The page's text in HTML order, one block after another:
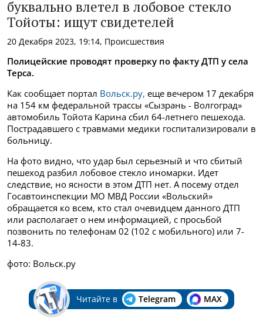
буквально влетел в лобовое стекло
Тойоты: ищут свидетелей
20 Декабря 2023, 19:14, Происшествия
Полицейские проводят проверку по факту ДТП у села
Терса.
Как сообщает портал Вольск.ру, еще вечером 17 декабря
на 154 км федеральной трассы «Сызрань - Волгоград»
автомобиль Тойота Карина сбил 64-летнего пешехода.
Пострадавшего с травмами медики госпитализировали в
больницу.
На фото видно, что удар был серьезный и что сбитый
пешеход разбил лобовое стекло иномарки. Идет
следствие, но ясности в этом ДТП нет. А посему отдел
Госавтоинспекции МО МВД России «Вольский»
обращается ко всем, кто стал очевидцем данного ДТП
или располагает о нем информацией, с просьбой
позвонить по телефонам 02 (102 с мобильного) или 7-
14-83.
фото: Вольск.ру
Читайте в Telegram MAX